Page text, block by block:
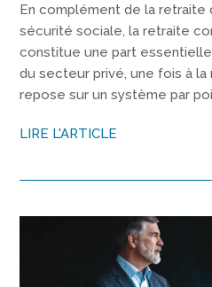
En complément de la retraite
sécurité sociale, la retraite
constitue une part
du secteur privé, une fois à
repose sur un système par
LIRE L'ARTICLE